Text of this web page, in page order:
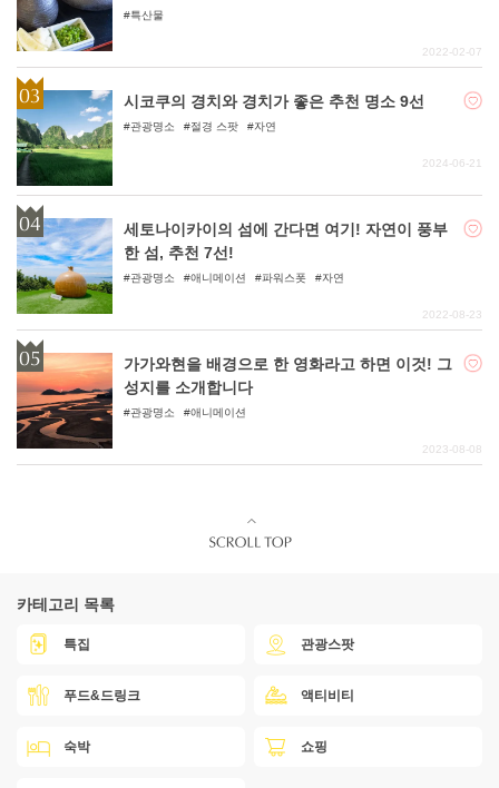
특산물
2022-02-07
시코쿠의 경치와 경치가 좋은 추천 명소 9선
관광명소 절경 스팟 자연
2024-06-21
세토나이카이의 섬에 간다면 여기! 자연이 풍부
한 섬, 추천 7선!
관광명소 애니메이션 파워스폿 자연
2022-08-23
가가와현을 배경으로 한 영화라고 하면 이것! 그
성지를 소개합니다
관광명소 애니메이션
2023-08-08
카테고리 목록
특집 관광스팟
푸드&드링크 액티비티
숙박 쇼핑